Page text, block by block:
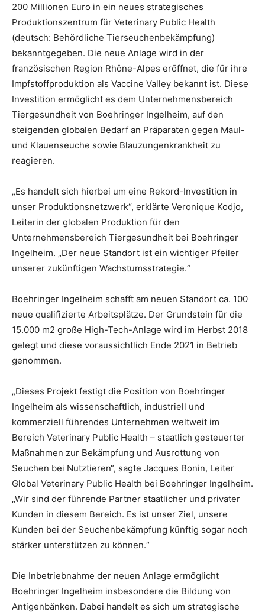
200 Millionen Euro in ein neues strategisches
Produktionszentrum für Veterinary Public Health
(deutsch: Behördliche Tierseuchenbekämpfung)
bekanntgegeben. Die neue Anlage wird in der
französischen Region Rhône-Alpes eröffnet, die für ihre
Impfstoffproduktion als Vaccine Valley bekannt ist. Diese
Investition ermöglicht es dem Unternehmensbereich
Tiergesundheit von Boehringer Ingelheim, auf den
steigenden globalen Bedarf an Präparaten gegen Maul-
und Klauenseuche sowie Blauzungenkrankheit zu
reagieren.
„Es handelt sich hierbei um eine Rekord-Investition in
unser Produktionsnetzwerk“, erklärte Veronique Kodjo,
Leiterin der globalen Produktion für den
Unternehmensbereich Tiergesundheit bei Boehringer
Ingelheim. „Der neue Standort ist ein wichtiger Pfeiler
unserer zukünftigen Wachstumsstrategie.“
Boehringer Ingelheim schafft am neuen Standort ca. 100
neue qualifizierte Arbeitsplätze. Der Grundstein für die
15.000 m2 große High-Tech-Anlage wird im Herbst 2018
gelegt und diese voraussichtlich Ende 2021 in Betrieb
genommen.
„Dieses Projekt festigt die Position von Boehringer
Ingelheim als wissenschaftlich, industriell und
kommerziell führendes Unternehmen weltweit im
Bereich Veterinary Public Health – staatlich gesteuerter
Maßnahmen zur Bekämpfung und Ausrottung von
Seuchen bei Nutztieren“, sagte Jacques Bonin, Leiter
Global Veterinary Public Health bei Boehringer Ingelheim.
„Wir sind der führende Partner staatlicher und privater
Kunden in diesem Bereich. Es ist unser Ziel, unsere
Kunden bei der Seuchenbekämpfung künftig sogar noch
stärker unterstützen zu können.“
Die Inbetriebnahme der neuen Anlage ermöglicht
Boehringer Ingelheim insbesondere die Bildung von
Antigenbänken. Dabei handelt es sich um strategische